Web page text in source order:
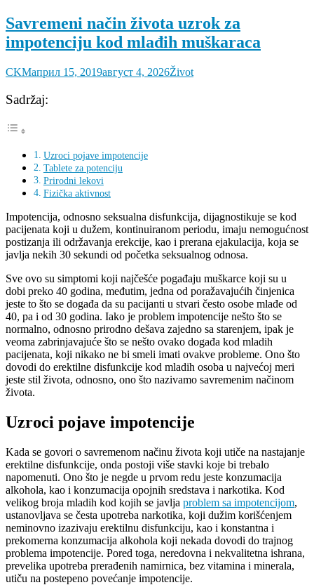
Savremeni način života uzrok za
impotenciju kod mlađih muškaraca
CKMаприл 15, 2019август 4, 2026Život
Sadržaj:
Uzroci pojave impotencije
Tablete za potenciju
Prirodni lekovi
Fizička aktivnost
Impotencija, odnosno seksualna disfunkcija, dijagnostikuje se kod
pacijenata koji u dužem, kontinuiranom periodu, imaju nemogućnost
postizanja ili održavanja erekcije, kao i prerana ejakulacija, koja se
javlja nekih 30 sekundi od početka seksualnog odnosa.
Sve ovo su simptomi koji najčešće pogađaju muškarce koji su u
dobi preko 40 godina, međutim, jedna od poražavajućih činjenica
jeste to što se događa da su pacijanti u stvari često osobe mlađe od
40, pa i od 30 godina. Iako je problem impotencije nešto što se
normalno, odnosno prirodno dešava zajedno sa starenjem, ipak je
veoma zabrinjavajuće što se nešto ovako događa kod mladih
pacijenata, koji nikako ne bi smeli imati ovakve probleme. Ono što
dovodi do erektilne disfunkcije kod mladih osoba u najvećoj meri
jeste stil života, odnosno, ono što nazivamo savremenim načinom
života.
Uzroci pojave impotencije
Kada se govori o savremenom načinu života koji utiče na nastajanje
erektilne disfunkcije, onda postoji više stavki koje bi trebalo
napomenuti. Ono što je negde u prvom redu jeste konzumacija
alkohola, kao i konzumacija opojnih sredstava i narkotika. Kod
velikog broja mladih kod kojih se javlja problem sa impotencijom,
ustanovljava se česta upotreba narkotika, koji dužim korišćenjem
neminovno izazivaju erektilnu disfunkciju, kao i konstantna i
prekomerna konzumacija alkohola koji nekada dovodi do trajnog
problema impotencije. Pored toga, neredovna i nekvalitetna ishrana,
prevelika upotreba prerađenih namirnica, bez vitamina i minerala,
utiču na postepeno povećanje impotencije.